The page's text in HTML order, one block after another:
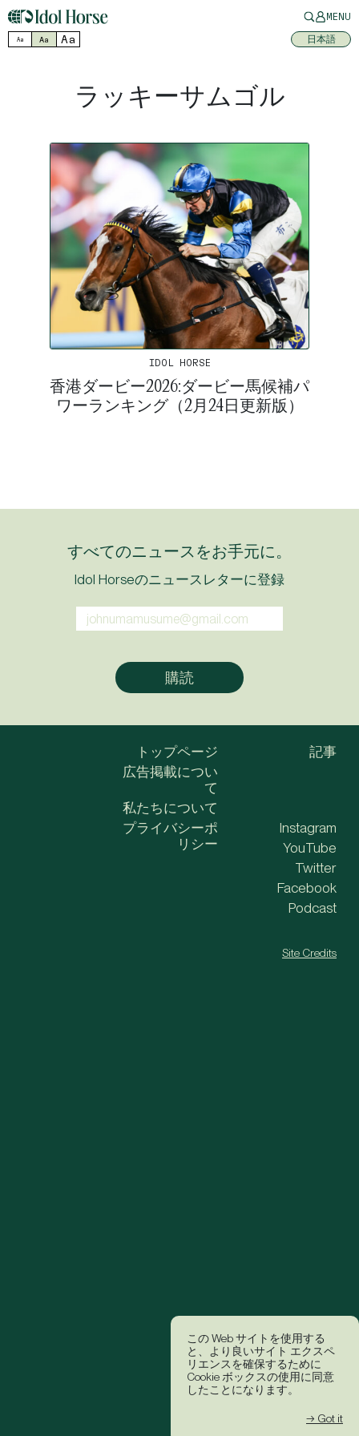
MENU
Aa Aa Aa 日本語
この Web サイトを使用する
と、より良いサイト エクスペ
リエンスを確保するために
Cookie ボックスの使用に同意
したことになります。
→ Got it
ラッキーサムゴル
IDOL HORSE
香港ダービー2026:ダービー馬候補パ
ワーランキング（2月24日更新版）
すべてのニュースをお手元に。
Idol Horseのニュースレターに登録
トップページ
広告掲載につい
て
私たちについて
記事
プライバシーポ
リシー
Instagram
YouTube
Twitter
Facebook
Podcast
Site Credits